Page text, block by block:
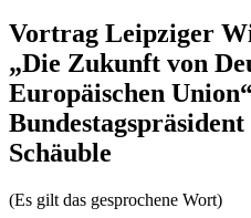
Vortrag Leipziger
„Die Zukunft von
Europäischen
Schäuble
(Es gilt das gesprochene Wort)